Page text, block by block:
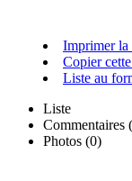
Imprimer la
Copier
Liste au
Liste
Commentaires (
Photos (0)